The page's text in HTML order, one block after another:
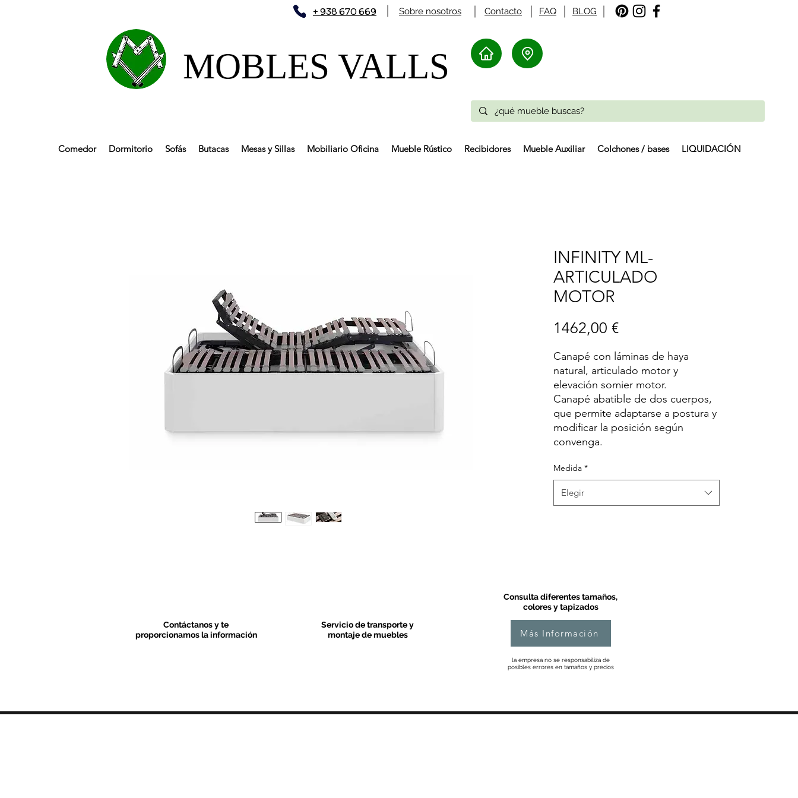
Sobre nosotros FAQ
+ 938 670 669 Contacto BLOG
MOBLES VALLS​
Comedor Dormitorio Sofás Butacas Mesas y Sillas Mobiliario Oficina Mueble Rústico Recibidores Mueble Auxiliar Colchones / bases LIQUIDACIÓN
INFINITY ML-
ARTICULADO
MOTOR
1462,00 €Precio
Canapé con láminas de haya
natural, articulado motor y
elevación somier motor.
Canapé abatible de dos cuerpos,
que permite adaptarse a postura y
modificar la posición según
convenga.
Medida *
Elegir
Consulta diferentes tamaños,
colores y tapizados
Contáctanos y te
proporcionamos la información
Servicio de transporte y
montaje de muebles
Más Información
la empresa no se responsabiliza de
posibles errores en tamaños y precios